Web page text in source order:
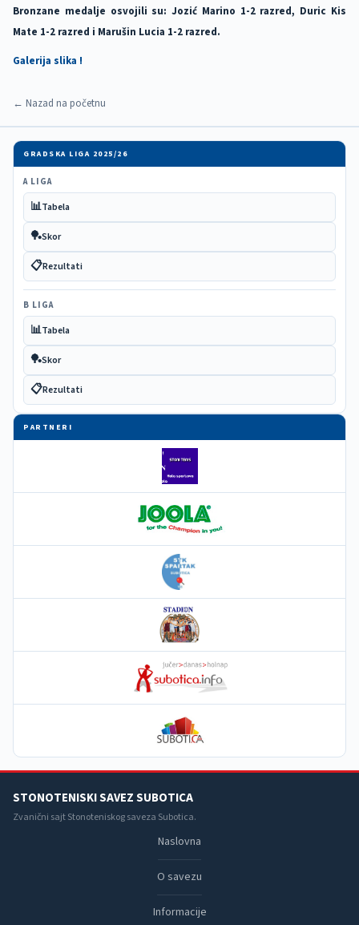
Bronzane medalje osvojili su: Jozić Marino 1-2 razred, Duric Kis
Mate 1-2 razred i Marušin Lucia 1-2 razred.
Galerija slika !
← Nazad na početnu
GRADSKA LIGA 2025/26
A LIGA
📊Tabela
🏓Skor
📋Rezultati
B LIGA
📊Tabela
🏓Skor
📋Rezultati
PARTNERI
STONOTENISKI SAVEZ SUBOTICA
Zvanični sajt Stonoteniskog saveza Subotica.
Naslovna
O savezu
Informacije